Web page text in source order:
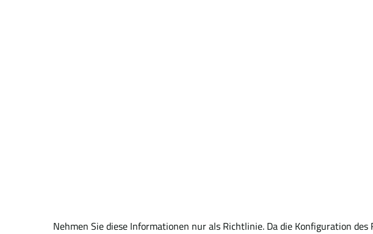
Nehmen Sie diese Informationen nur als Richtlinie. Da die Konfiguration